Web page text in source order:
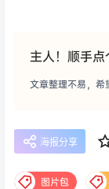
主人！顺手
文章整理不易，希
海报分享
图片包